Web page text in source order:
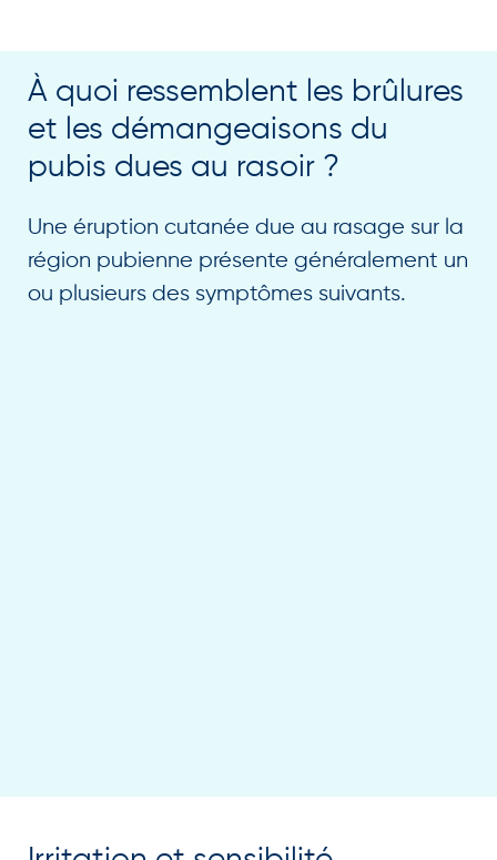
À quoi ressemblent les brûlures
et les démangeaisons du
pubis dues au rasoir ?
Une éruption cutanée due au rasage sur la
région pubienne présente généralement un
ou plusieurs des symptômes suivants.